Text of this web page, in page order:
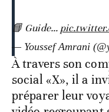
📘 Guide…
— Youssef Amrani
À travers son
social «X», il a
préparer leur